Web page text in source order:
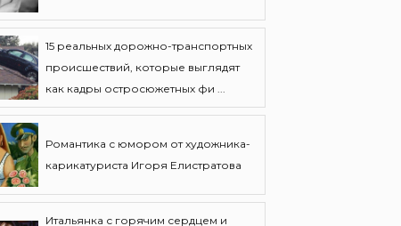
15 реальных дорожно-транспортных
происшествий, которые выглядят
как кадры остросюжетных фи ...
Романтика с юмором от художника-
карикатуриста Игоря Елистратова
Итальянка с горячим сердцем и